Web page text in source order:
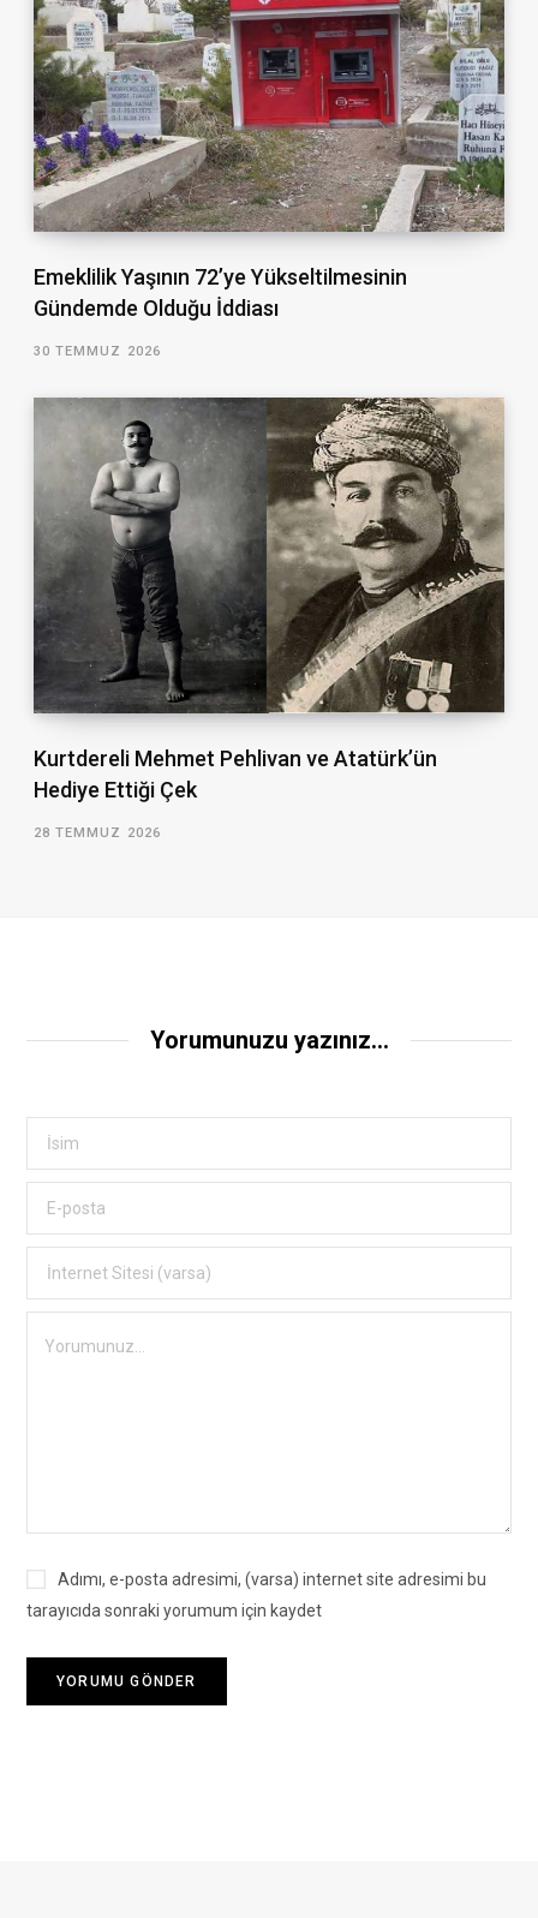
Emeklilik Yaşının 72’ye Yükseltilmesinin
Gündemde Olduğu İddiası
30 TEMMUZ 2026
Kurtdereli Mehmet Pehlivan ve Atatürk’ün
Hediye Ettiği Çek
28 TEMMUZ 2026
Yorumunuzu yazınız...
Adımı, e-posta adresimi, (varsa) internet site adresimi bu
tarayıcıda sonraki yorumum için kaydet